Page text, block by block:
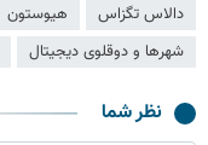
دالاس تگزاس
هیوستون
شهرها و دوقلوی دیجیتال
نظر شما